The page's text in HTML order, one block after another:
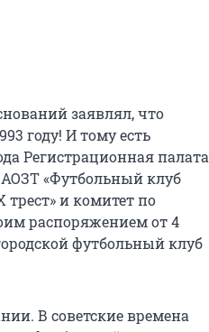
заявлял, что
году! И тому есть
Регистрационная палата
АОЗТ «Футбольный клуб
трест» и комитет по
распоряжением от 4
футбольный клуб
В советские времена